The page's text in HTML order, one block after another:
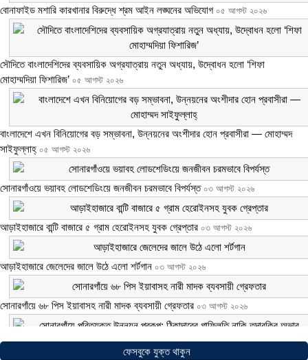
বোনাফাইড মশারি কারখানার বিরুদ্ধে শ্রম আইন লঙ্ঘনের অভিযোগ ০৫ আগস্ট ২০২৬
সৌদিতে বাংলাদেশিদের ব্যবসায়িক অগ্রযাত্রায় নতুন অধ্যায়, উদ্বোধন হলো ‘শিফা
মোহাম্মদিয়া ফিশারিজ’ ০৫ আগস্ট ২০২৬
বাংলাদেশে এখন বিনিয়োগের বড় সম্ভাবনা, উন্নয়নের অংশীদার হোন প্রবাসীরা — মোহাম্মদ
সাইফুল্লাহ্ ০৫ আগস্ট ২০২৬
সোনারগাঁওয়ে ভয়াবহ লোডশেডিংয়ে জনজীবন চরমভাবে বিপর্যস্ত ০৩ আগস্ট ২০২৬
আড়াইহাজারে বান্টি বাজারে ৫ গ্রাম হেরোইনসহ যুবক গ্রেপ্তার ০৩ আগস্ট ২০২৬
আড়াইহাজারে জেলেদের জালে উঠে এলো শর্টগান ০৩ আগস্ট ২০২৬
সোনারগাঁয়ে ৬৮ পিস ইয়াবাসহ নারী মাদক ব্যবসায়ী গ্রেফতার ০৩ আগস্ট ২০২৬
সোনারগাঁয়ে পরিত্যক্ত উন্নয়ন প্রকল্প: ঠিকাদারের গাফিলতি নাকি তদারকির অভাব
ফেসবুকে যুক্ত থাকুন